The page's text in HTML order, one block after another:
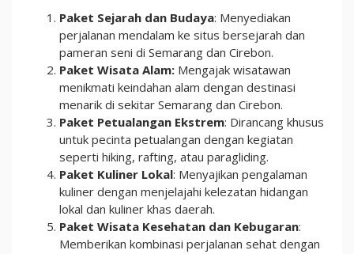
Paket Sejarah dan Budaya: Menyediakan
perjalanan mendalam ke situs bersejarah dan
pameran seni di Semarang dan Cirebon.
Paket Wisata Alam: Mengajak wisatawan
menikmati keindahan alam dengan destinasi
menarik di sekitar Semarang dan Cirebon.
Paket Petualangan Ekstrem: Dirancang khusus
untuk pecinta petualangan dengan kegiatan
seperti hiking, rafting, atau paragliding.
Paket Kuliner Lokal: Menyajikan pengalaman
kuliner dengan menjelajahi kelezatan hidangan
lokal dan kuliner khas daerah.
Paket Wisata Kesehatan dan Kebugaran:
Memberikan kombinasi perjalanan sehat dengan